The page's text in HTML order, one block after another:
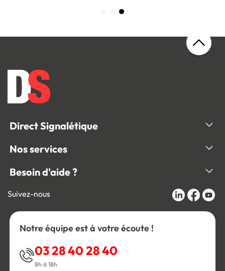
Direct Signalétique
Nos services
Besoin d'aide ?
Suivez-nous
Notre équipe est à votre écoute !
03 28 40 28 40
8h à 18h